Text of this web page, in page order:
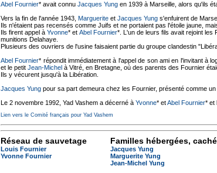
Abel Fournier* avait connu Jacques Yung en 1939 à Marseille, alors qu'ils
Vers la fin de l'année 1943, Marguerite et Jacques Yung s'enfuirent de
Ils n'étaient pas recensés comme Juifs et ne portaient pas l'étoile jaune,
Ils firent appel àYvonne* et Abel Fournier*. L'un de leurs fils avait rejoint les
munitions Delahaye.
Plusieurs des ouvriers de l'usine faisaient partie du groupe clandestin
Abel Fournier* répondit immédiatement à l'appel de son ami en l'invitant à
et le petit Jean-Michel à Vitré, en Bretagne, où des parents des Fournier
Ils y vécurent jusqu'à la Libération.
Jacques Yung pour sa part demeura chez les Fournier, présenté comme
Le 2 novembre 1992, Yad Vashem a décerné à Yvonne* etAbel Fournier* et
Lien vers le Comité français pour Yad Vashem
Réseau de sauvetage
Louis Fournier
Yvonne Fournier
Familles hébergées,
Jacques Yung
Marguerite Yung
Jean-Michel Yung